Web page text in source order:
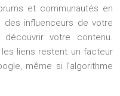
et communautés en
influenceurs de votre
votre contenu.
liens restent un facteur
même si l’algorithme